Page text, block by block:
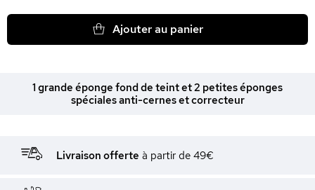
Ajouter au panier
1 grande éponge fond de teint et 2 petites éponges
spéciales anti-cernes et correcteur
Livraison offerte à partir de 49€